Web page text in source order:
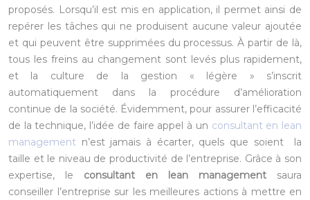
proposés. Lorsqu’il est mis en application, il permet ainsi de
repérer les tâches qui ne produisent aucune valeur ajoutée
et qui peuvent être supprimées du processus. À partir de là,
tous les freins au changement sont levés plus rapidement,
et la culture de la gestion « légère » s’inscrit
automatiquement dans la procédure d’amélioration
continue de la société. Évidemment, pour assurer l’efficacité
de la technique, l’idée de faire appel à un consultant en lean
management n’est jamais à écarter, quels que soient la
taille et le niveau de productivité de l’entreprise. Grâce à son
expertise, le consultant en lean management saura
conseiller l’entreprise sur les meilleures actions à mettre en